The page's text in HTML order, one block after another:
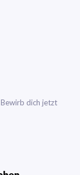
dich jetzt